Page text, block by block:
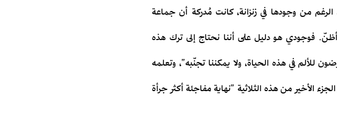
من وجودها في زنزانة، كانت مُدركة أن جماعة
فوجودي هو دليل على أننا نحتاج إلى ترك هذه
في هذه الحياة، ولا يمكننا تجنّبه"، وتعلمه
من هذه الثلاثية "نهاية مفاجئة أكثر جرأة